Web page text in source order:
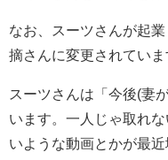
なお、スーツさんが起
摘さんに変更されていま
スーツさんは「今後(妻
います。一人じゃ取れ
いような動画とかが最